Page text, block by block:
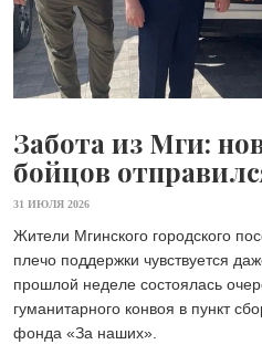
Забота из Мги:
бойцов
31 ИЮЛЯ 2026
Жители Мгинского городского
плечо поддержки чувствуется
прошлой неделе состоялась
гуманитарного конвоя в пункт
фонда «Зa наших».